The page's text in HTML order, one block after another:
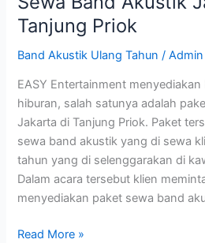
Tanjung Priok
Band Akustik Ulang Tahun /Admin
EASY Entertainment
hiburan, salah satunya adalah
Jakarta di Tanjung Priok. Paket
sewa band akustik yang di sewa
tahun yang di selenggarakan di
Dalam acara tersebut klien
menyediakan paket sewa band
Read More »